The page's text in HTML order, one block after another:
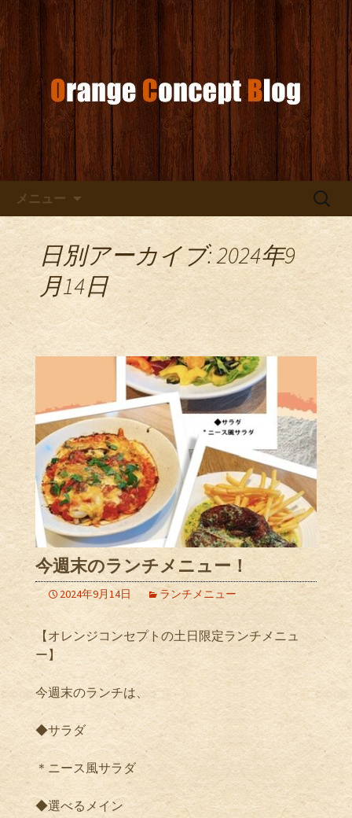
オレンジコンセプトブログ
お店からのお知らせ
メニュー
検
日別アーカイブ: 2024年9
月14日
今週末のランチメニュー！
2024年9月14日 ランチメニュー
【オレンジコンセプトの土日限定ランチメニュ
ー】
今週末のランチは、
◆サラダ
＊ニース風サラダ
◆選べるメイン